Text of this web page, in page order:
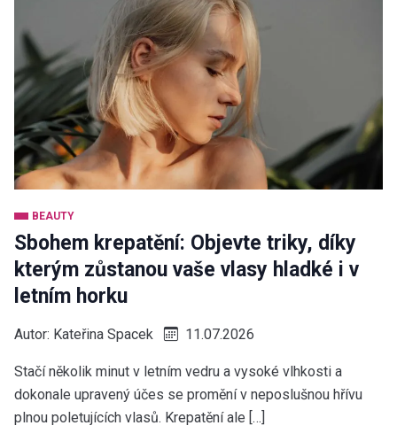
BEAUTY
Sbohem krepatění: Objevte triky, díky
kterým zůstanou vaše vlasy hladké i v
letním horku
Autor: Kateřina Spacek 11.07.2026
Stačí několik minut v letním vedru a vysoké vlhkosti a
dokonale upravený účes se promění v neposlušnou hřívu
plnou poletujících vlasů. Krepatění ale […]